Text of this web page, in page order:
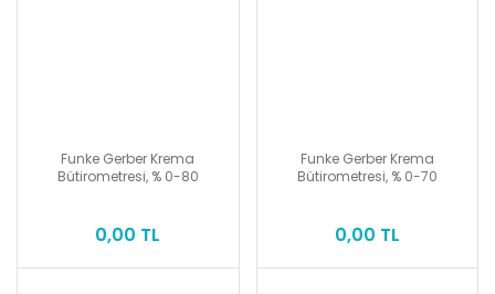
Funke Gerber Krema
Bütirometresi, % 0-80
0,00 TL
Funke Gerber Krema
Bütirometresi, % 0-70
0,00 TL